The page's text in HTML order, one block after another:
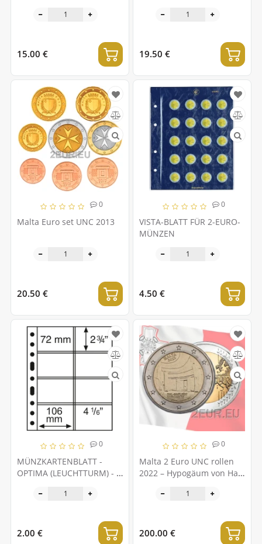
15.00 € 19.50 €
0
Malta Euro set UNC 2013
20.50 €
0
VISTA-BLATT FÜR 2-EURO-
MÜNZEN
4.50 €
0
MÜNZKARTENBLATT -
OPTIMA (LEUCHTTURM) - 8
2.00 €
0
Malta 2 Euro UNC rollen
2022 – Hypogäum von Hal
200.00 €